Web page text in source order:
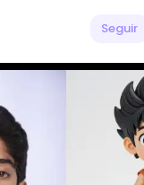
Seguir